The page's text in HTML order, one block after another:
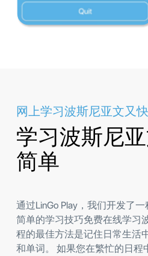
网上学习波斯尼亚文又
学习波斯尼
简单
通过LinGo Play，我们开发了
简单的学习技巧免费在线学习
程的最佳方法是记住日常生活
和单词。 如果您在繁忙的日程